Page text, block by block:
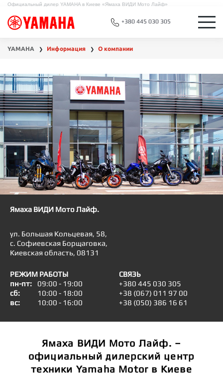
Официальный дилер YAMAHA в Киеве «Ямаха ВИДИ Мото Лайф»
+380 445 030 305
YAMAHA ❯ Информация ❯ О компании
Ямаха ВИДИ Мото Лайф.
ул. Большая Кольцевая, 58,
с. Софиевская Борщаговка,
Киевская область, 08131
РЕЖИМ РАБОТЫ
пн-пт:
09:00 - 19:00
сб:
10:00 - 18:00
вс:
10:00 - 16:00
СВЯЗЬ
+380 445 030 305
+38 (067) 011 97 00
+38 (050) 386 16 61
Ямаха ВИДИ Мото Лайф. –
официальный дилерский центр
техники Yamaha Motor в Киеве